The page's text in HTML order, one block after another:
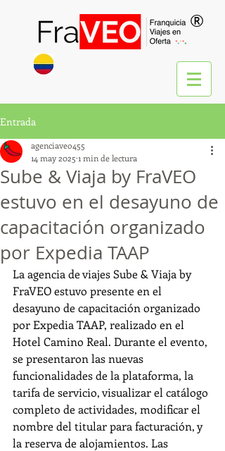
®
Entrada
Sube & Viaja by FraVEO
estuvo en el desayuno de
capacitación organizado
por Expedia TAAP
agenciaveo455
14 may 2025 1 min de lectura
La agencia de viajes Sube & Viaja by
FraVEO estuvo presente en el
desayuno de capacitación organizado
por Expedia TAAP, realizado en el
Hotel Camino Real. Durante el evento,
se presentaron las nuevas
funcionalidades de la plataforma, la
tarifa de servicio, visualizar el catálogo
completo de actividades, modificar el
nombre del titular para facturación, y
la reserva de alojamientos. Las